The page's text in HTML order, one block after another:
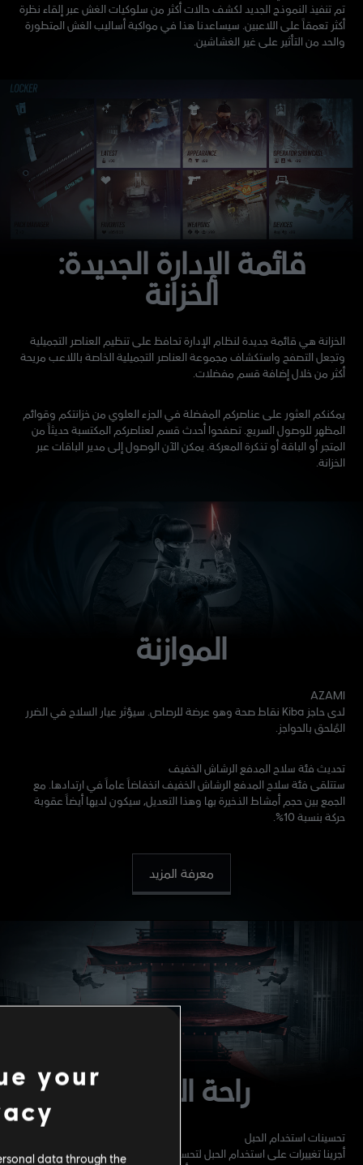
تم تنفيذ النموذج الجديد لكشف حالات أكثر من سلوكيات الغش عبر إلقاء نظرة
أكثر تعمقاً على اللاعبين. سيساعدنا هذا في مواكبة أساليب الغش المتطورة
والحد من التأثير على غير الغشاشين.
قائمة الإدارة الجديدة:
الخزانة
الخزانة هي قائمة جديدة لنظام الإدارة تحافظ على تنظيم العناصر التجميلية
وتجعل التصفح واستكشاف مجموعة العناصر التجميلية الخاصة باللاعب مريحة
أكثر من خلال إضافة قسم مفضلات.
يمكنكم العثور على عناصركم المفضلة في الجزء العلوي من خزانتكم وقوائم
المظهر للوصول السريع. تصفحوا أحدث قسم لعناصركم المكتسبة حديثاً من
المتجر أو الباقة أو تذكرة المعركة. يمكن الآن الوصول إلى مدير الباقات عبر
الخزانة.
الموازنة
AZAMI
لدى حاجز Kiba نقاط صحة وهو عرضة للرصاص. سيؤثر عيار السلاح في الضرر
المُلحق بالحواجز.
تحديث فئة سلاح المدفع الرشاش الخفيف
ستتلقى فئة سلاح المدفع الرشاش الخفيف انخفاضاً عاماً في ارتدادها. مع
الجمع بين حجم أمشاط الذخيرة بها وهذا التعديل، سيكون لديها أيضاً عقوبة
حركة بنسبة 10%.
معرفة المزيد
راحة اللاعب
تحسينات استخدام الحبل
أجرينا تغييرات على استخدام الحبل لتحسين الوقت الذي يستغرقه بدء وإنهاء
your
data through the